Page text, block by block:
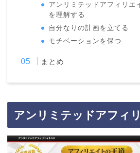
アンリミテッドアフィリエ
を理解する
自分なりの計画を立てる
モチベーションを保つ
まとめ
アンリミテッドアフィ